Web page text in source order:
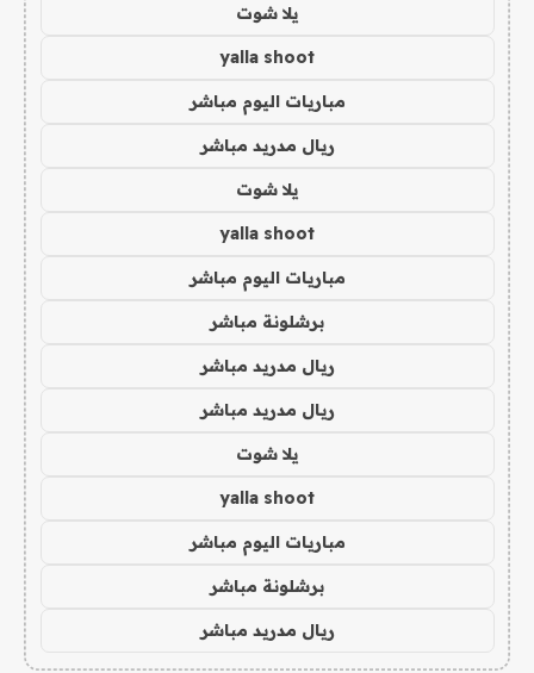
يلا شوت
yalla shoot
مباريات اليوم مباشر
ريال مدريد مباشر
يلا شوت
yalla shoot
مباريات اليوم مباشر
برشلونة مباشر
ريال مدريد مباشر
ريال مدريد مباشر
يلا شوت
yalla shoot
مباريات اليوم مباشر
برشلونة مباشر
ريال مدريد مباشر